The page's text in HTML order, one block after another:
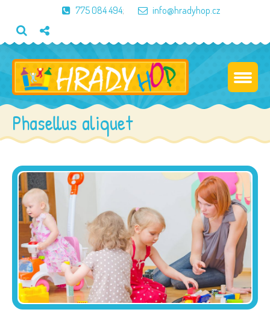
775 084 494; info@hradyhop.cz
Phasellus aliquet